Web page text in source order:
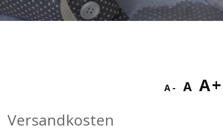
A font
A A
Versandkosten